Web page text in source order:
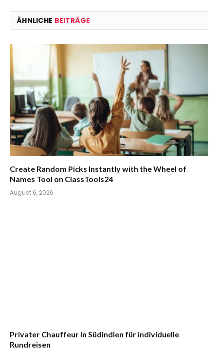
ÄHNLICHE BEITRÄGE
Create Random Picks Instantly with the Wheel of
Names Tool on ClassTools24
August 6, 2026
Privater Chauffeur in Südindien für individuelle
Rundreisen